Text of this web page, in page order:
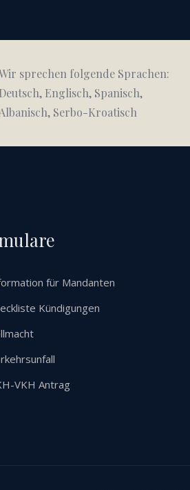
sprechen folgende Sprachen:
Deutsch, Englisch, Spanisch,
Serbo-Kroatisch
für Mandanten
Kündigungen
VKH Antrag